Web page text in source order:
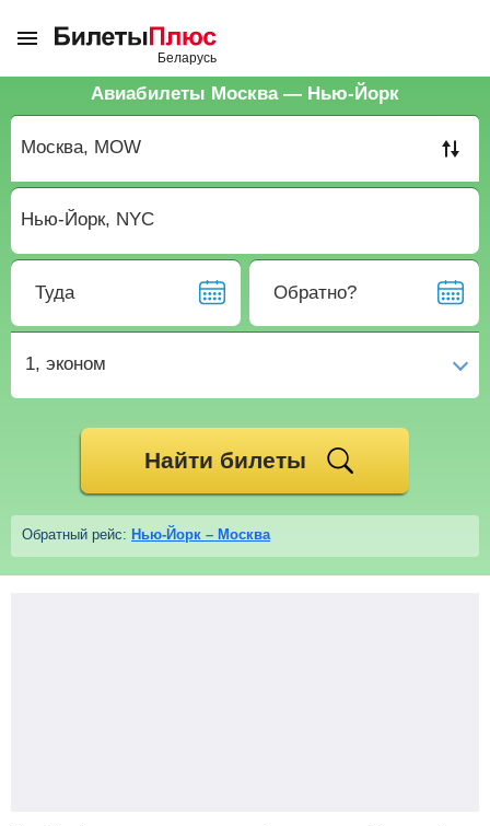
Авиабилеты Москва — Нью-Йорк
Туда Обратно?
1, эконом
Найти билеты
Обратный рейс: Нью-Йорк – Москва